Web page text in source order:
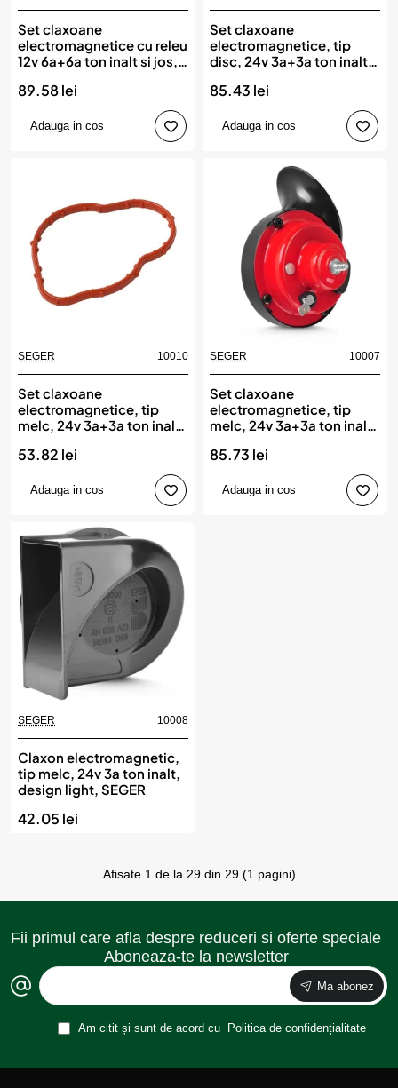
Set claxoane
electromagnetice cu releu
12v 6a+6a ton inalt si jos,
89.58 lei
Adauga in cos
Set claxoane
electromagnetice, tip
disc, 24v 3a+3a ton inalt
85.43 lei
Adauga in cos
SEGER 10010
Set claxoane
electromagnetice, tip
melc, 24v 3a+3a ton inalt
53.82 lei
Adauga in cos
SEGER 10007
Set claxoane
electromagnetice, tip
melc, 24v 3a+3a ton inalt
85.73 lei
Adauga in cos
SEGER 10008
Claxon electromagnetic,
tip melc, 24v 3a ton inalt,
design light, SEGER
42.05 lei
Afisate 1 de la 29 din 29 (1 pagini)
Fii primul care afla despre reduceri si oferte speciale
Aboneaza-te la newsletter
Ma abonez
Am citit și sunt de acord cu Politica de confidențialitate